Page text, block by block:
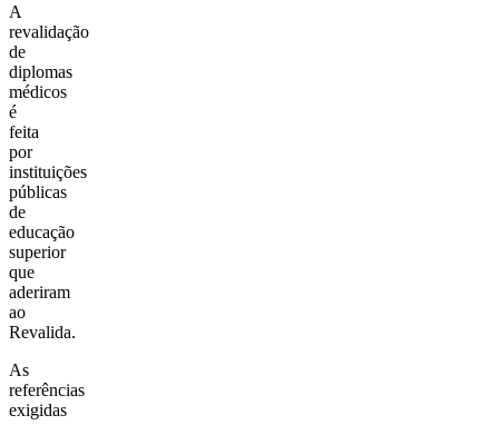
A
revalidação
de
diplomas
médicos
é
feita
por
instituições
públicas
de
educação
superior
que
aderiram
ao
Revalida.
As
referências
exigidas